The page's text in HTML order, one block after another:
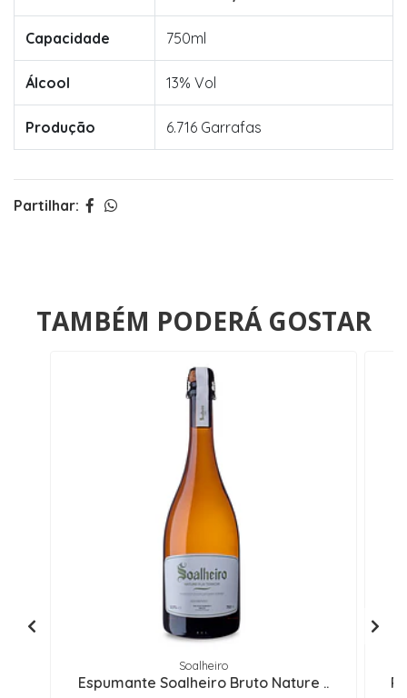
Capacidade 750ml
Álcool 13% Vol
Produção 6.716 Garrafas
Partilhar:
TAMBÉM PODERÁ GOSTAR
Soalheiro
Espumante Soalheiro Bruto Nature ..